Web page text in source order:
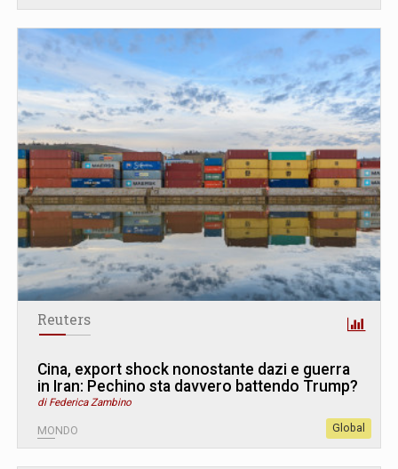
Reuters
Cina, export shock nonostante dazi e guerra
in Iran: Pechino sta davvero battendo Trump?
di Federica Zambino
MONDO Global